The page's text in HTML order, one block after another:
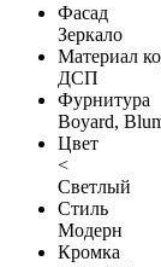
Фасад
Зеркало
Материал
ДСП
Фурнитура
Boyard,
Цвет
<
Светлый
Стиль
Модерн
Кромка